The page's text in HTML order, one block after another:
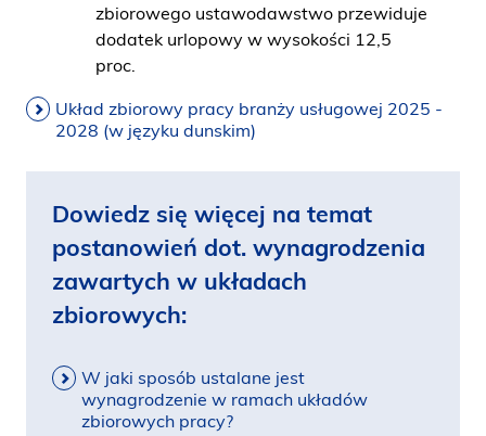
zbiorowego ustawodawstwo przewiduje
dodatek urlopowy w wysokości 12,5
proc.
Układ zbiorowy pracy branży usługowej 2025 -
2028 (w języku dunskim)
Dowiedz się więcej na temat
postanowień dot. wynagrodzenia
zawartych w układach
zbiorowych:
W jaki sposób ustalane jest
wynagrodzenie w ramach układów
zbiorowych pracy?